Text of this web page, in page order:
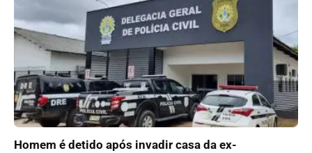
Homem é detido após invadir casa da ex-